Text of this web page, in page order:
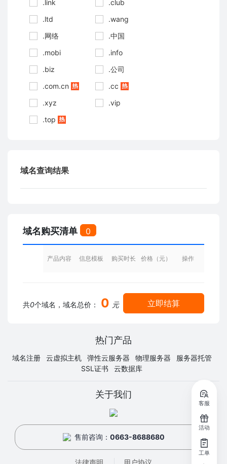
.link
.club
.ltd
.wang
.网络
.中国
.mobi
.info
.biz
.公司
.com.cn
.cc
.xyz
.vip
.top
域名查询结果
域名购买清单 0
产品内容 信息模板 购买时长 价格（元） 操作
共0个域名，域名总价： 0 元 立即结算
热门产品
域名注册 云虚拟主机 弹性云服务器 物理服务器
服务器托管
SSL证书
云数据库
关于我们
售前咨询： 0663-8688680
法律声明 用户协议
客服
活动
工单